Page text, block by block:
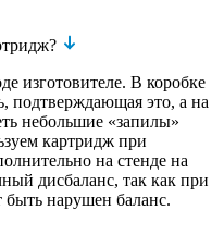
изготовителе. В коробке
подтверждающая это, а на
небольшие «запилы»
картридж при
на стенде на
дисбаланс, так как при
нарушен баланс.